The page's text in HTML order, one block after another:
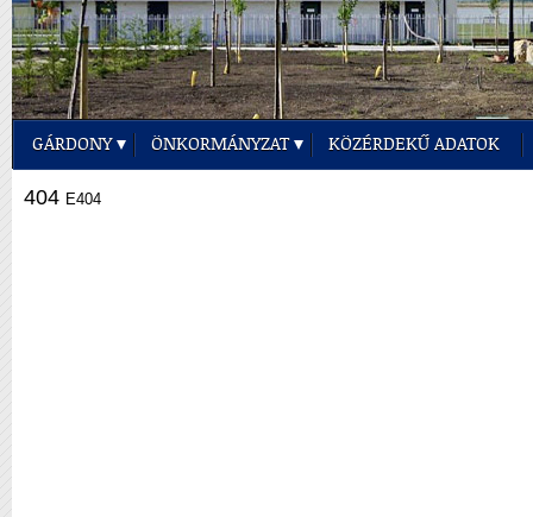
GÁRDONY ÖNKORMÁNYZAT KÖZÉRDEKŰ ADATOK
404 E404